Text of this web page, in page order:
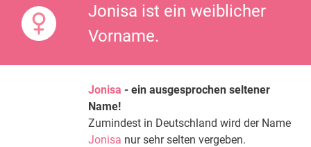
Jonisa ist ein weiblicher
Vorname.
Jonisa - ein ausgesprochen seltener
Name!
Zumindest in Deutschland wird der Name
Jonisa nur sehr selten vergeben.